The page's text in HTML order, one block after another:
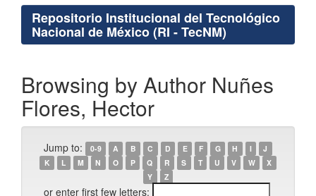
Repositorio Institucional del Tecnológico
Nacional de México (RI - TecNM)
Browsing by Author Nuñes
Flores, Hector
Jump to: 0-9 A B C D E F G H I
J
K
L M N O P Q R S T U V W
X
Y
Z
or enter first few letters: